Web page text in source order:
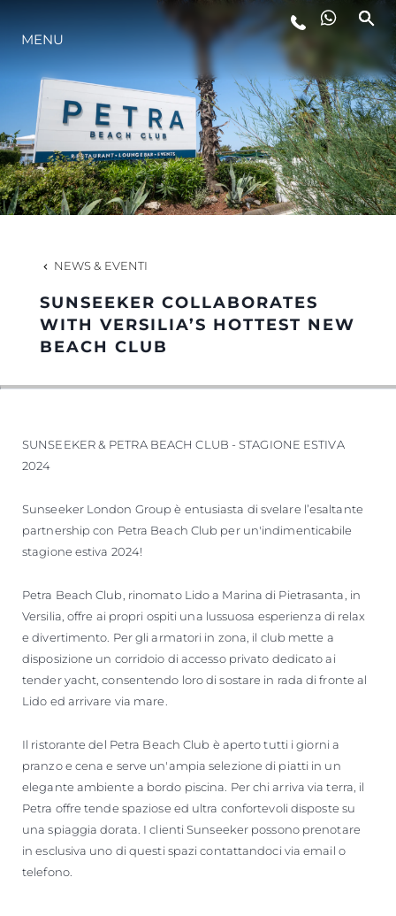
LIFESTYLE
INNOVAZIONE
L'AZIENDA
HERITAGE
VALUTA LA TUA IMBARCAZIONE
MENU
NEWS & EVENTI
SUNSEEKER COLLABORATES
WITH VERSILIA’S HOTTEST NEW
BEACH CLUB
SUNSEEKER & PETRA BEACH CLUB - STAGIONE ESTIVA
2024
Sunseeker London Group è entusiasta di svelare l’esaltante
partnership con Petra Beach Club per un'indimenticabile
stagione estiva 2024!
Petra Beach Club, rinomato Lido a Marina di Pietrasanta, in
Versilia, offre ai propri ospiti una lussuosa esperienza di relax
e divertimento. Per gli armatori in zona, il club mette a
disposizione un corridoio di accesso privato dedicato ai
tender yacht, consentendo loro di sostare in rada di fronte al
Lido ed arrivare via mare.
Il ristorante del Petra Beach Club è aperto tutti i giorni a
pranzo e cena e serve un'ampia selezione di piatti in un
elegante ambiente a bordo piscina. Per chi arriva via terra, il
Petra offre tende spaziose ed ultra confortevoli disposte su
una spiaggia dorata. I clienti Sunseeker possono prenotare
in esclusiva uno di questi spazi contattandoci via email o
telefono.